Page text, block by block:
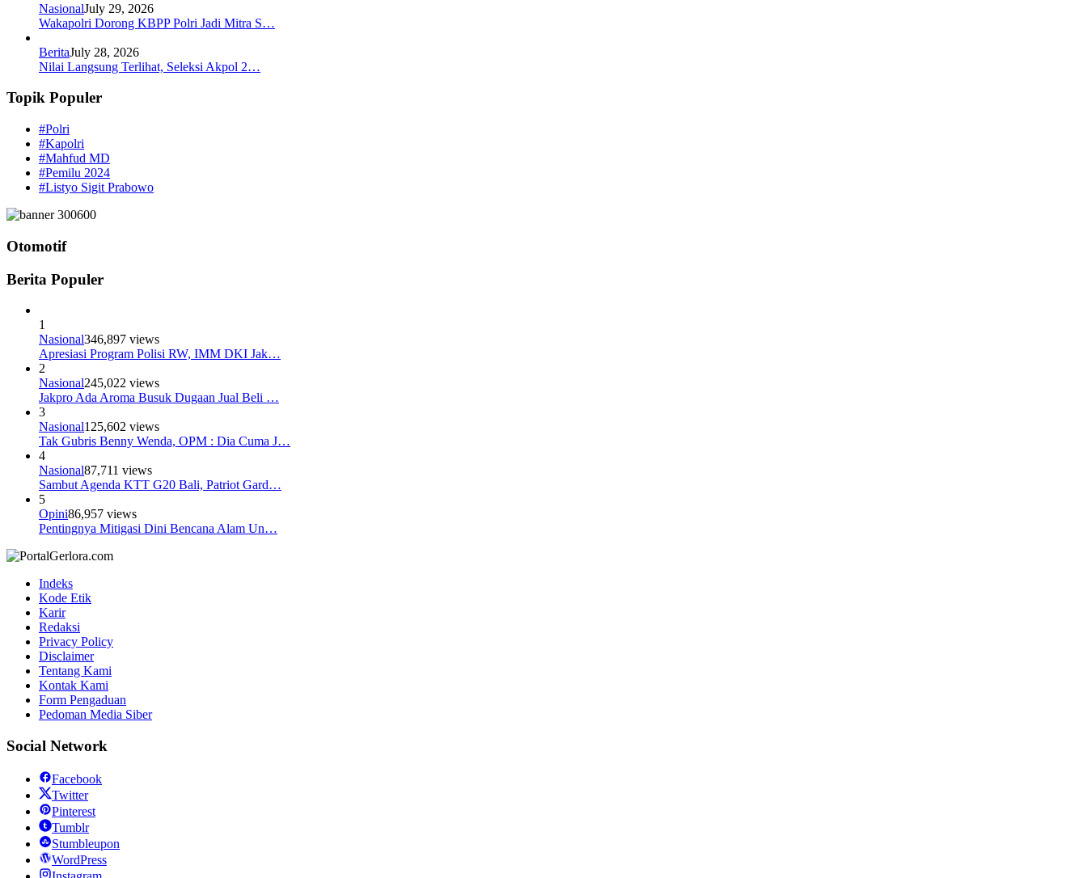
NasionalJuly 29, 2026
Wakapolri Dorong KBPP Polri Jadi Mitra S…
BeritaJuly 28, 2026
Nilai Langsung Terlihat, Seleksi Akpol 2…
Topik Populer
#Polri
#Kapolri
#Mahfud MD
#Pemilu 2024
#Listyo Sigit Prabowo
Otomotif
Berita Populer
1
Nasional346,897 views
Apresiasi Program Polisi RW, IMM DKI Jak…
2
Nasional245,022 views
Jakpro Ada Aroma Busuk Dugaan Jual Beli …
3
Nasional125,602 views
Tak Gubris Benny Wenda, OPM : Dia Cuma J…
4
Nasional87,711 views
Sambut Agenda KTT G20 Bali, Patriot Gard…
5
Opini86,957 views
Pentingnya Mitigasi Dini Bencana Alam Un…
Indeks
Kode Etik
Karir
Redaksi
Privacy Policy
Disclaimer
Tentang Kami
Kontak Kami
Form Pengaduan
Pedoman Media Siber
Social Network
Facebook
Twitter
Pinterest
Tumblr
Stumbleupon
WordPress